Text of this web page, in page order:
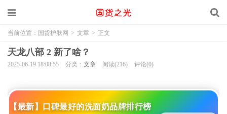
当前位置： 国货护肤网 > 文章 > 正文
天龙八部 2 新了啥？
2025-06-19 18:08:55 分类： 文章 阅读(216) 评论(0)
【最新】口碑最好的洗面奶品牌排行榜